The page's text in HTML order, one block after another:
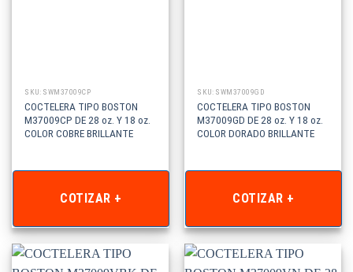
SKU: SWM37009CP
COCTELERA TIPO BOSTON
M37009CP DE 28 oz. Y 18 oz.
COLOR COBRE BRILLANTE
COTIZAR +
SKU: SWM37009GD
COCTELERA TIPO BOSTON
M37009GD DE 28 oz. Y 18 oz.
COLOR DORADO BRILLANTE
COTIZAR +